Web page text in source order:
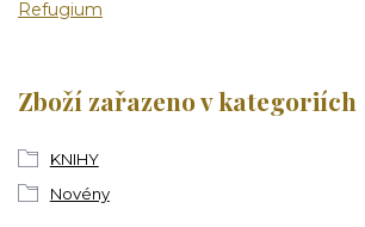
Refugium
Zboží zařazeno v kategoriích
KNIHY
Novény